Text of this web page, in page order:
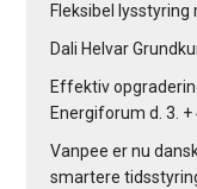
Fleksibel
Dali Helvar
Effektiv
Energiforum d. 3.
Vanpee er nu
smartere